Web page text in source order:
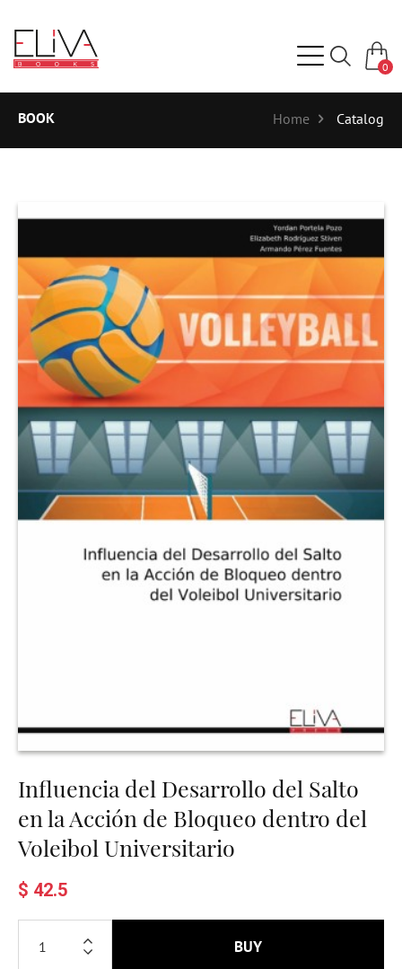
0
BOOK Home Catalog
Influencia del Desarrollo del Salto
en la Acción de Bloqueo dentro del
Voleibol Universitario
$ 42.5
BUY